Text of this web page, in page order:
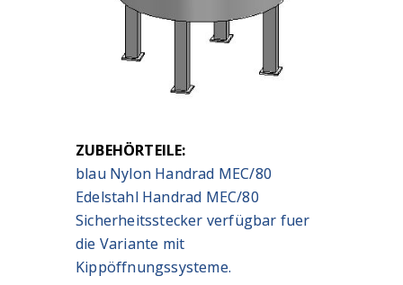
ZUBEHÖRTEILE:
blau Nylon Handrad MEC/80
Edelstahl Handrad MEC/80
Sicherheitsstecker verfügbar fuer
die Variante mit
Kippöffnungssysteme.